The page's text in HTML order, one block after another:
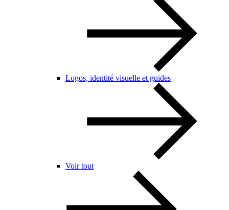
Logos, identité visuelle et guides
Voir tout